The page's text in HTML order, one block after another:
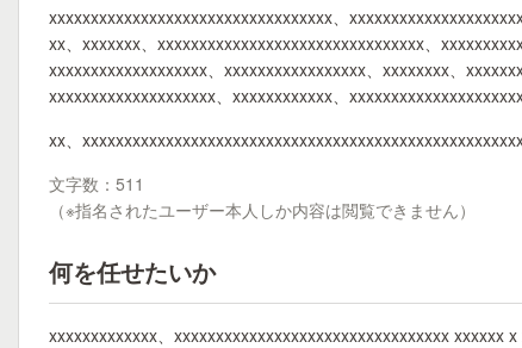
xxxxxxxxxxxxxxxxxxxxxxxxxxxxxxxxxx、
xx、xxxxxxx、xxxxxxxxxxxxxxxxxxxxxxxxxxxxxxxx、
xxxxxxxxxxxxxxxxxxx、xxxxxxxxxxxxxxxxx、xxxxxxxx、
xxxxxxxxxxxxxxxxxxxx、xxxxxxxxxxxx、
xx、
文字数：511
（※指名されたユーザー本人しか内容は閲覧できません）
何を任せたいか
xxxxxxxxxxxxx、xxxxxxxxxxxxxxxxxxxxxxxxxxxxxxxxx xxxxxx x